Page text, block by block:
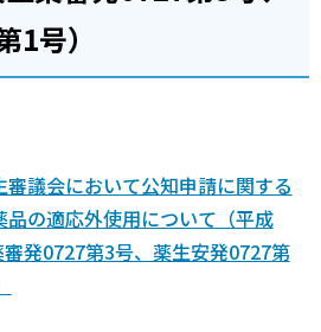
号）
議会において公知申請に関する
の適応外使用について（平成
発0727第3号、薬生安発0727第